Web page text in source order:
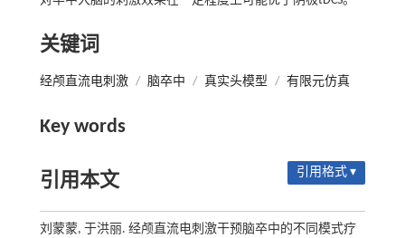
关键词
经颅直流电刺激 / 脑卒中 / 真实头模型 / 有限元仿真
Key words
引用本文 引用格式 ▾
刘蒙蒙, 于洪丽. 经颅直流电刺激干预脑卒中的不同模式疗